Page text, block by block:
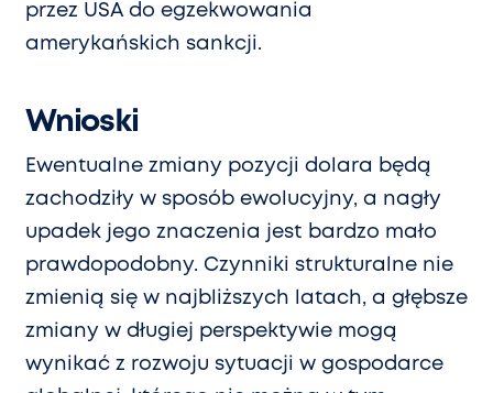
przez USA do egzekwowania
amerykańskich sankcji.
Wnioski
Ewentualne zmiany pozycji dolara będą
zachodziły w sposób ewolucyjny, a nagły
upadek jego znaczenia jest bardzo mało
prawdopodobny. Czynniki strukturalne nie
zmienią się w najbliższych latach, a głębsze
zmiany w długiej perspektywie mogą
wynikać z rozwoju sytuacji w gospodarce